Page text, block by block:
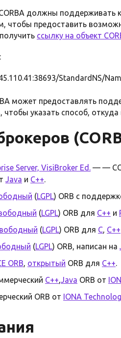
должны поддерживать
чтобы предоставить
ссылку на объект
StandardNS/
может предоставлять
указать способ, откуда
Server, VisiBroker Ed. — —
Java и C++.
(LGPL) ORB с
(LGPL) ORB для C++ и
(LGPL) ORB для C, C++
(LGPL) ORB, написан на
ORB, открытый ORB для C++.
C++,Java ORB от
ORB от IONA